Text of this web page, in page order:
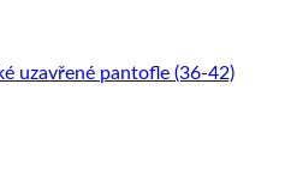
uzavřené pantofle (36-42)